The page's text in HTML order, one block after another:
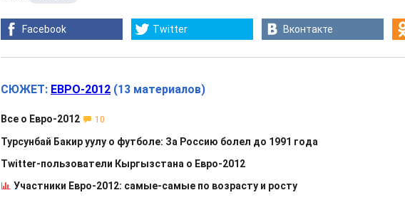
Facebook Twitter Вконтакте
СЮЖЕТ: ЕВРО-2012 (13 материалов)
Все о Евро-2012 10
Турсунбай Бакир уулу о футболе: За Россию болел до 1991 года
Twitter-пользователи Кыргызстана о Евро-2012
Участники Евро-2012: самые-самые по возрасту и росту